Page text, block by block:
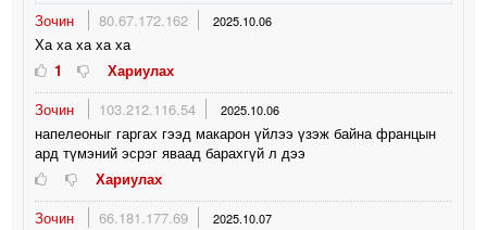
Зочин 80.67.172.162 2025.10.06
Ха ха ха ха ха
1
Хариулах
Зочин
103.212.116.54 2025.10.06
напелеоныг гаргах гээд макарон үйлээ үзэж байна францын
ард түмэний эсрэг яваад барахгүй л дээ
Хариулах
Зочин
66.181.177.69 2025.10.07